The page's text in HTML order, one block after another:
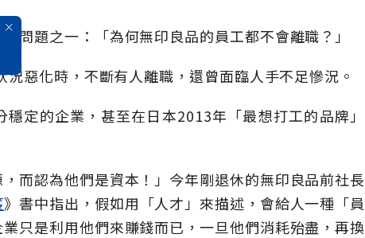
問題之一：「為何無印良品的員工都不會離職？」
惡化時，不斷有人離職，還曾面臨人手不足慘況。
定的企業，甚至在日本2013年「最想打工的品牌」
而認為他們是資本！」今年剛退休的無印良品前社長
》書中指出，假如用「人才」來描述，會給人一種「員
只是利用他們來賺錢而已，一旦他們消耗殆盡，再換